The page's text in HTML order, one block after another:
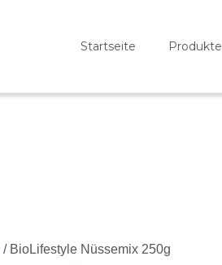
Startseite Produkte
/ BioLifestyle Nüssemix 250g